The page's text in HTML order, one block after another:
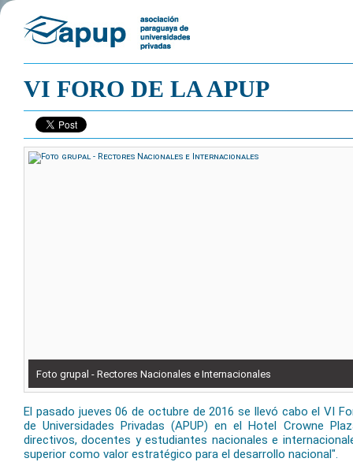
VI FORO DE LA APUP
Foto grupal - Rectores Nacionales e Internacionales
El pasado jueves 06 de octubre de 2016 se llevó cabo el VI
de Universidades Privadas (APUP) en el Hotel Crowne
directivos, docentes y estudiantes nacionales e
superior como valor estratégico para el desarrollo nacional".